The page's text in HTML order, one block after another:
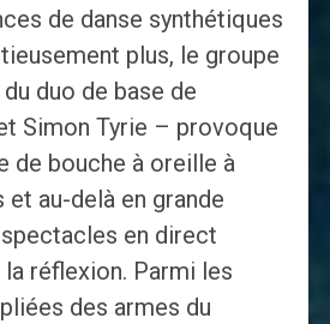
de danse synthétiques
plus, le groupe
duo de base de
Simon Tyrie – provoque
de bouche à oreille à
au-delà en grande
en direct
réflexion. Parmi les
des armes du